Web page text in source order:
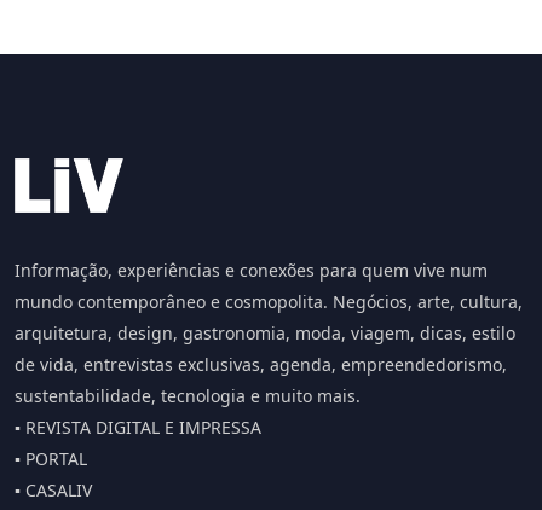
Informação, experiências e conexões para quem vive num
mundo contemporâneo e cosmopolita. Negócios, arte, cultura,
arquitetura, design, gastronomia, moda, viagem, dicas, estilo
de vida, entrevistas exclusivas, agenda, empreendedorismo,
sustentabilidade, tecnologia e muito mais.
▪️ REVISTA DIGITAL E IMPRESSA
▪️ PORTAL
▪️ CASALIV